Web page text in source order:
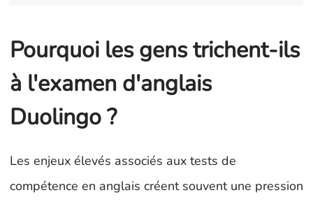
Pourquoi les gens trichent-ils
à l'examen d'anglais
Duolingo ?
Les enjeux élevés associés aux tests de
compétence en anglais créent souvent une pression